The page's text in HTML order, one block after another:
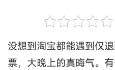
没想到淘宝都能遇到仅
票，大晚上的真晦气。